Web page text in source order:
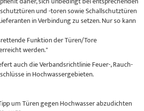
und -toren sowie Schallschutztüren
in Verbindung zu setzen. Nur so kann
Funktion der Türen/Tore
werden."
auch die Verbandsrichtlinie Feuer-, Rauch-
in Hochwassergebieten.
um Türen gegen Hochwasser abzudichten